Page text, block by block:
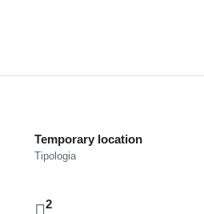
Temporary location
Tipologia
2